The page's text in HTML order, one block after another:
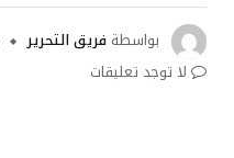
بواسطة فريق التحرير
لا توجد تعليقات